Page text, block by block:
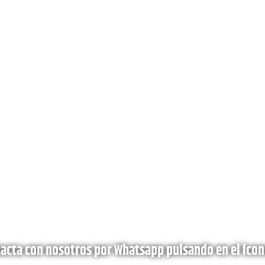
con nosotros por Whatsapp pulsando en el